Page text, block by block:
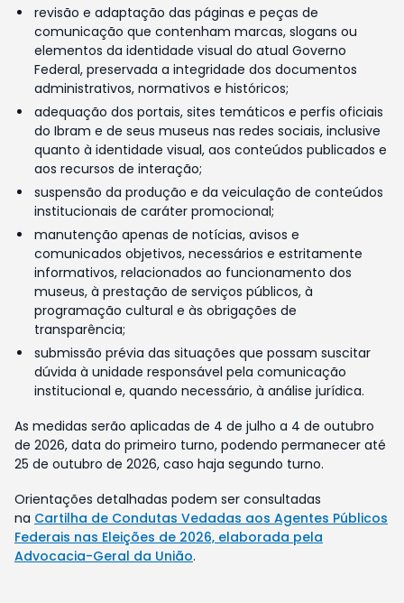
revisão e adaptação das páginas e peças de
comunicação que contenham marcas, slogans ou
elementos da identidade visual do atual Governo
Federal, preservada a integridade dos documentos
administrativos, normativos e históricos;
adequação dos portais, sites temáticos e perfis oficiais
do Ibram e de seus museus nas redes sociais, inclusive
quanto à identidade visual, aos conteúdos publicados e
aos recursos de interação;
suspensão da produção e da veiculação de conteúdos
institucionais de caráter promocional;
manutenção apenas de notícias, avisos e
comunicados objetivos, necessários e estritamente
informativos, relacionados ao funcionamento dos
museus, à prestação de serviços públicos, à
programação cultural e às obrigações de
transparência;
submissão prévia das situações que possam suscitar
dúvida à unidade responsável pela comunicação
institucional e, quando necessário, à análise jurídica.
As medidas serão aplicadas de 4 de julho a 4 de outubro
de 2026, data do primeiro turno, podendo permanecer até
25 de outubro de 2026, caso haja segundo turno.
Orientações detalhadas podem ser consultadas
na Cartilha de Condutas Vedadas aos Agentes Públicos
Federais nas Eleições de 2026, elaborada pela
Advocacia-Geral da União.